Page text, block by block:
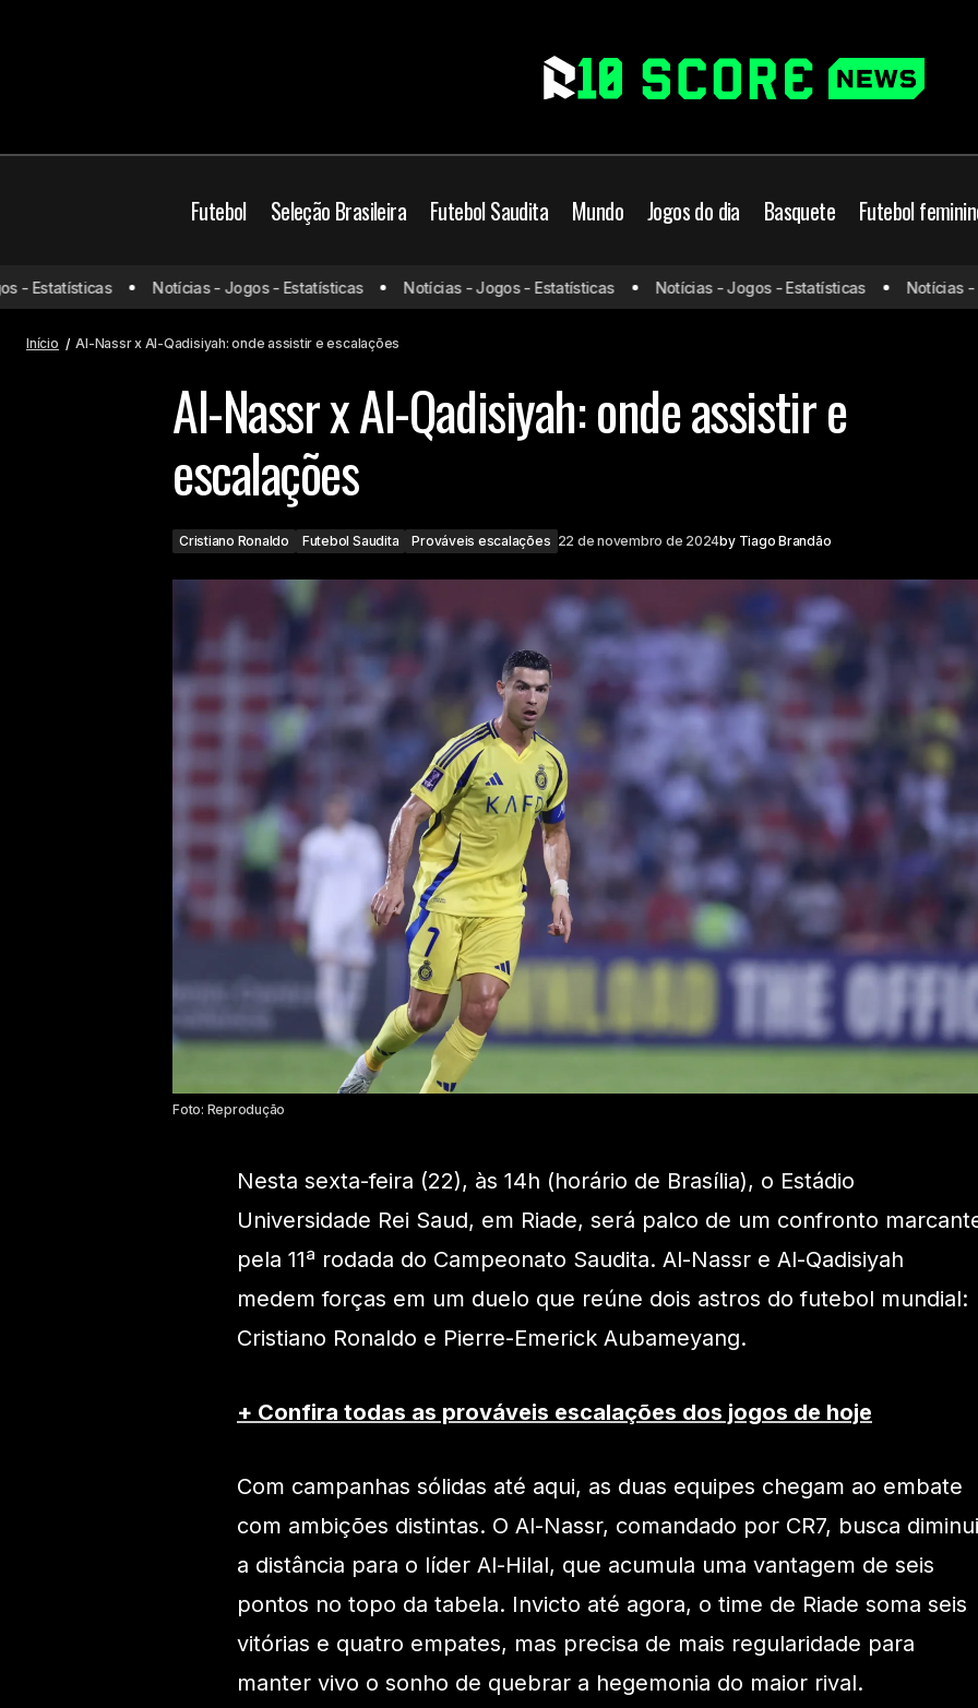
Futebol Seleção Brasileira Futebol Saudita Mundo Jogos do dia Basquete Futebol
Vasco joga mal e perde para o
Internacional em São Januário
Cristiano Ronaldo Futebol Saudita Prováveis escalações Al-Nassr x Al-Qadisiyah: onde
Notícias - Jogos - Estatísticas Notícias - Jogos - Estatísticas Notícias - Jogos - Estatísticas Notícias -
Início Al-Nassr x Al-Qadisiyah: onde assistir e escalações
Al-Nassr x Al-Qadisiyah: onde assistir e
escalações
Cristiano Ronaldo Futebol Saudita Prováveis escalações 22 de novembro de 2024by Tiago Brandão
Foto: Reprodução
Nesta sexta-feira (22), às 14h (horário de Brasília), o Estádio
Universidade Rei Saud, em Riade, será palco de um confronto
pela 11ª rodada do Campeonato Saudita. Al-Nassr e Al-Qadisiyah
medem forças em um duelo que reúne dois astros do futebol mundial:
Cristiano Ronaldo e Pierre-Emerick Aubameyang.
+ Confira todas as prováveis escalações dos jogos de hoje
Com campanhas sólidas até aqui, as duas equipes chegam ao embate
com ambições distintas. O Al-Nassr, comandado por CR7, busca
a distância para o líder Al-Hilal, que acumula uma vantagem de seis
pontos no topo da tabela. Invicto até agora, o time de Riade soma seis
vitórias e quatro empates, mas precisa de mais regularidade para
manter vivo o sonho de quebrar a hegemonia do maior rival.